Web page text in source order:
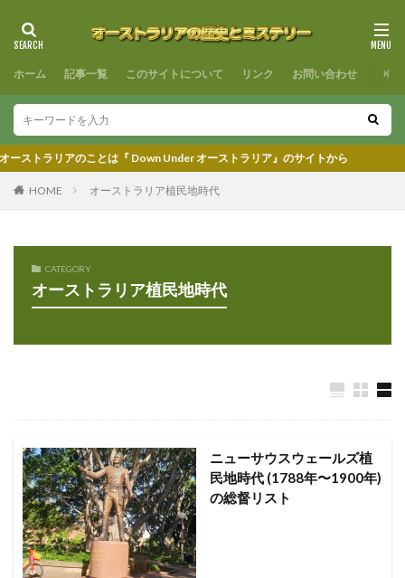
ホーム 記事一覧 このサイトについて リンク お問い合わせ
アのことは『 Down Under オーストラリア』のサイトから
HOME オーストラリア植民地時代
CATEGORY
オーストラリア植民地時代
ニューサウスウェールズ植
民地時代 (1788年〜1900年)
の総督リスト